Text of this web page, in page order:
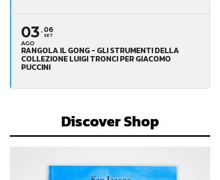
03
AGO
06
SET
RANGOLA IL GONG - GLI STRUMENTI DELLA
COLLEZIONE LUIGI TRONCI PER GIACOMO
PUCCINI
Discover Shop